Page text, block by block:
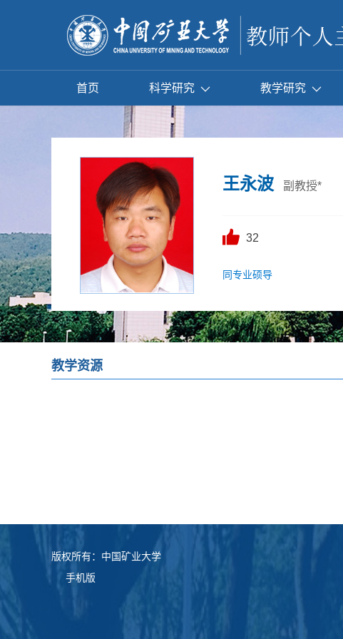
首页 科学研究 教学研究
王永波 副教授*
32
同专业硕导
教学资源
版权所有：中国矿业大学
手机版